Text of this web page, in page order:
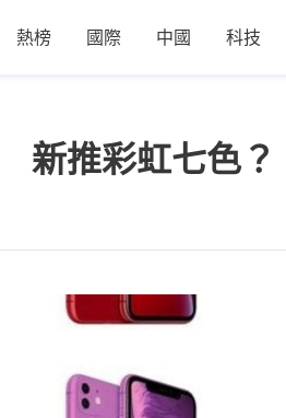
熱榜 國際 中國 科技
新推彩虹七色？